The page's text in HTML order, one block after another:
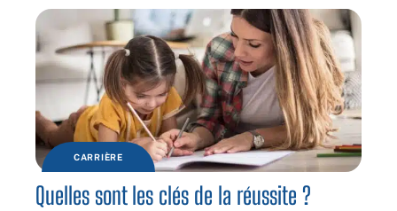
CARRIÈRE
Quelles sont les clés de la réussite ?